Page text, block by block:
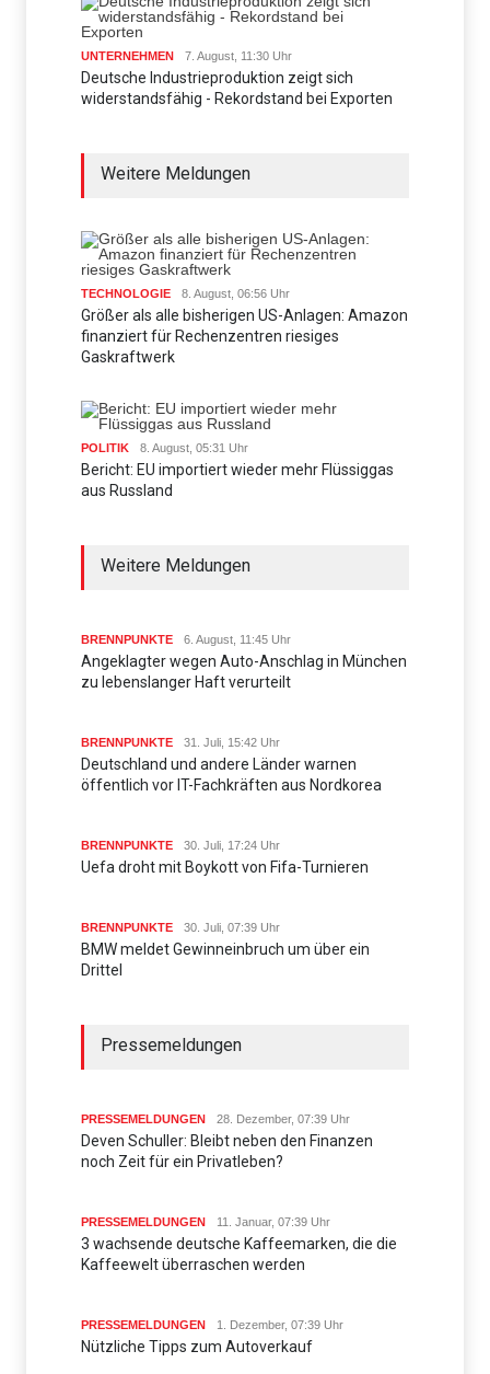
UNTERNEHMEN 7. August, 11:30 Uhr
Deutsche Industrieproduktion zeigt sich
widerstandsfähig - Rekordstand bei Exporten
Weitere Meldungen
TECHNOLOGIE 8. August, 06:56 Uhr
Größer als alle bisherigen US-Anlagen: Amazon
finanziert für Rechenzentren riesiges
Gaskraftwerk
POLITIK 8. August, 05:31 Uhr
Bericht: EU importiert wieder mehr Flüssiggas
aus Russland
Weitere Meldungen
BRENNPUNKTE 6. August, 11:45 Uhr
Angeklagter wegen Auto-Anschlag in München
zu lebenslanger Haft verurteilt
BRENNPUNKTE 31. Juli, 15:42 Uhr
Deutschland und andere Länder warnen
öffentlich vor IT-Fachkräften aus Nordkorea
BRENNPUNKTE 30. Juli, 17:24 Uhr
Uefa droht mit Boykott von Fifa-Turnieren
BRENNPUNKTE 30. Juli, 07:39 Uhr
BMW meldet Gewinneinbruch um über ein
Drittel
Pressemeldungen
PRESSEMELDUNGEN 28. Dezember, 07:39 Uhr
Deven Schuller: Bleibt neben den Finanzen
noch Zeit für ein Privatleben?
PRESSEMELDUNGEN 11. Januar, 07:39 Uhr
3 wachsende deutsche Kaffeemarken, die die
Kaffeewelt überraschen werden
PRESSEMELDUNGEN 1. Dezember, 07:39 Uhr
Nützliche Tipps zum Autoverkauf